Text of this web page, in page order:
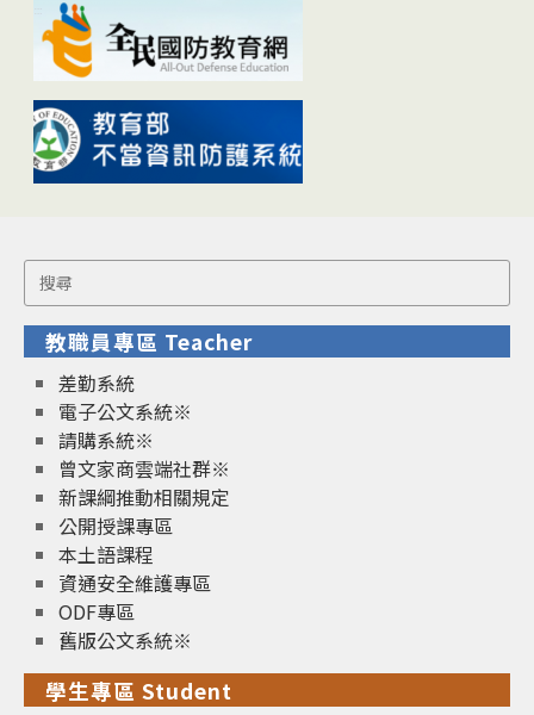
Search
for:
教職員專區 Teacher
差勤系統
電子公文系統※
請購系統※
曾文家商雲端社群※
新課綱推動相關規定
公開授課專區
本土語課程
資通安全維護專區
ODF專區
舊版公文系統※
學生專區 Student